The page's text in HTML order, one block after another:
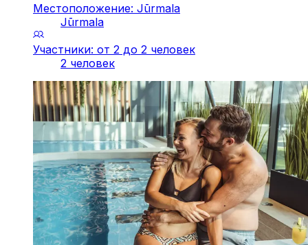
Местоположение: Jūrmala
Jūrmala
Участники: от 2 до 2 человек
2 человек